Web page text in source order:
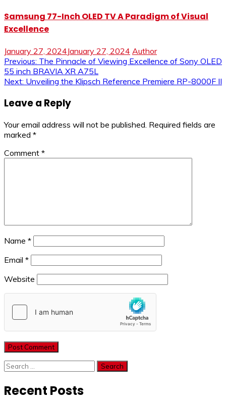
Samsung 77-Inch OLED TV A Paradigm of Visual
Excellence
January 27, 2024January 27, 2024 Author
Post
navigation
Previous: The Pinnacle of Viewing Excellence of Sony OLED
55 inch BRAVIA XR A75L
Next: Unveiling the Klipsch Reference Premiere RP-8000F II
Leave a Reply
Your email address will not be published. Required fields are
marked *
Comment *
Name *
Email *
Website
Search
Recent Posts